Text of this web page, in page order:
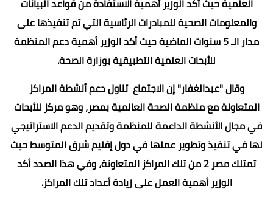
والمعلومات الصحية للمبادرات الرئاسية التي تم تنفيذها على
مدار الـ 5 سنوات الماضية حيث أكد الوزير أهمية دعم المنظمة
للأبحاث العلمية التطبيقية بوزارة الصحة.
وقال "عبدالغفار" إن الاجتماع تناول دعم أنشطة المراكز
المتعاونة مع منظمة الصحة العالمية بمصر، وهو مركز للأبحاث
في مجال الأنشطة الداعمة للمنظمة وتقديم الدعم الاستراتيجي
لها في تنفيذ وتطوير عملها في دول إقليم شرق المتوسط حيث
تمتلك مصر 2 من تلك المراكز المتعاونة، وفي هذا الصدد أكد
الوزير أهمية العمل على زيادة أعداد تلك المراكز.